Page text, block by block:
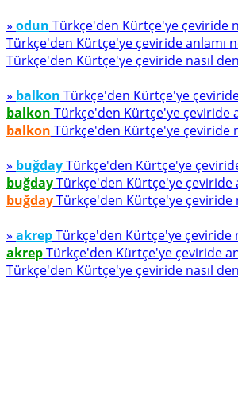
» odun Türkçe'den Kürtçe'ye çeviride
Türkçe'den Kürtçe'ye çeviride anlamı
Türkçe'den Kürtçe'ye çeviride nasıl
» balkon Türkçe'den Kürtçe'ye
balkon Türkçe'den Kürtçe'ye çeviride
balkon Türkçe'den Kürtçe'ye çeviride
» buğdayTürkçe'den Kürtçe'ye
buğdayTürkçe'den Kürtçe'ye çeviride
buğdayTürkçe'den Kürtçe'ye çeviride
» akrepTürkçe'den Kürtçe'ye çeviride
akrepTürkçe'den Kürtçe'ye çeviride
Türkçe'den Kürtçe'ye çeviride nasıl